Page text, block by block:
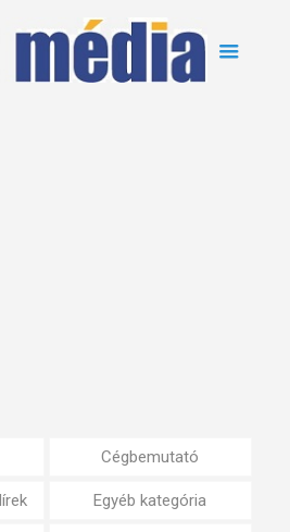
Cégbemutató
Egyéb kategória